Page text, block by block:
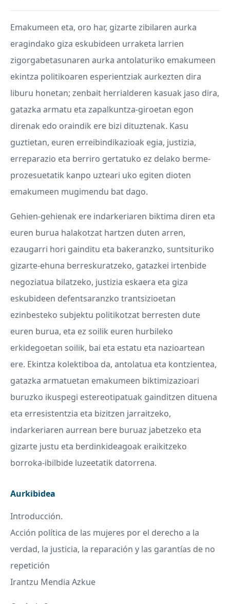
Emakumeen eta, oro har, gizarte zibilaren aurka
eragindako giza eskubideen urraketa larrien
zigorgabetasunaren aurka antolaturiko emakumeen
ekintza politikoaren esperientziak aurkezten dira
liburu honetan; zenbait herrialderen kasuak jaso dira,
gatazka armatu eta zapalkuntza-giroetan egon
direnak edo oraindik ere bizi dituztenak. Kasu
guztietan, euren erreibindikazioak egia, justizia,
erreparazio eta berriro gertatuko ez delako berme-
prozesuetatik kanpo uzteari uko egiten dioten
emakumeen mugimendu bat dago.
Gehien-gehienak ere indarkeriaren biktima diren eta
euren burua halakotzat hartzen duten arren,
ezaugarri hori gainditu eta bakeranzko, suntsituriko
gizarte-ehuna berreskuratzeko, gatazkei irtenbide
negoziatua bilatzeko, justizia eskaera eta giza
eskubideen defentsaranzko trantsizioetan
ezinbesteko subjektu politikotzat berresten dute
euren burua, eta ez soilik euren hurbileko
erkidegoetan soilik, bai eta estatu eta nazioartean
ere. Ekintza kolektiboa da, antolatua eta kontzientea,
gatazka armatuetan emakumeen biktimizazioari
buruzko ikuspegi estereotipatuak gainditzen dituena
eta erresistentzia eta bizitzen jarraitzeko,
indarkeriaren aurrean bere buruaz jabetzeko eta
gizarte justu eta berdinkideagoak eraikitzeko
borroka-ibilbide luzeetatik datorrena.
Aurkibidea
Introducción.
Acción política de las mujeres por el derecho a la
verdad, la justicia, la reparación y las garantías de no
repetición
Irantzu Mendia Azkue